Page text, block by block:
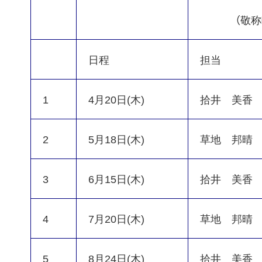
（敬
日程 担当
1 4月20日(木) 拾井 美香
2 5月18日(木) 草地 邦晴
3 6月15日(木) 拾井 美香
4 7月20日(木) 草地 邦晴
5 8月24日(木) 拾井 美香